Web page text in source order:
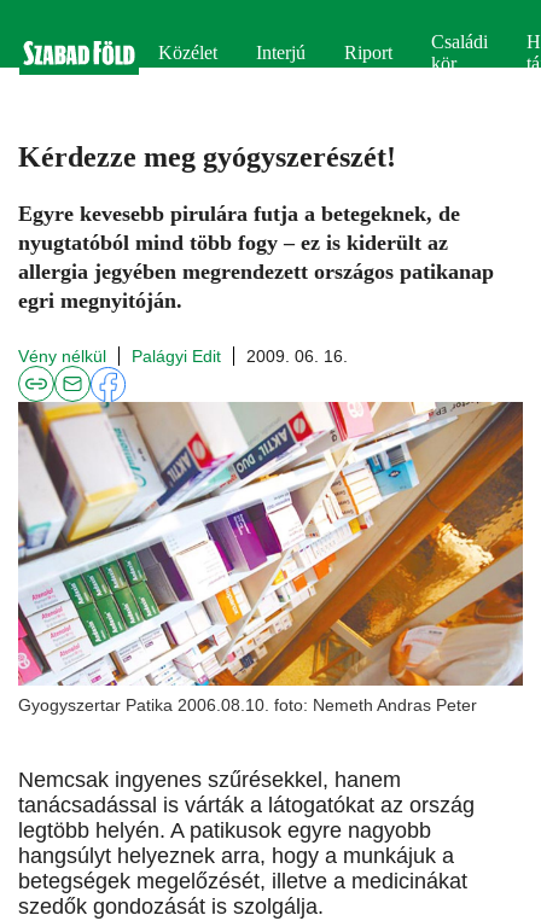
Közélet Interjú Riport
Családi
kör
Kérdezze meg gyógyszerészét!
Egyre kevesebb pirulára futja a betegeknek, de
nyugtatóból mind több fogy – ez is kiderült az
allergia jegyében megrendezett országos patikanap
egri megnyitóján.
Vény nélkül Palágyi Edit 2009. 06. 16.
Gyogyszertar Patika 2006.08.10. foto: Nemeth Andras Peter
Nemcsak ingyenes szűrésekkel, hanem
tanácsadással is várták a látogatókat az ország
legtöbb helyén. A patikusok egyre nagyobb
hangsúlyt helyeznek arra, hogy a munkájuk a
betegségek megelőzését, illetve a medicinákat
szedők gondozását is szolgálja.